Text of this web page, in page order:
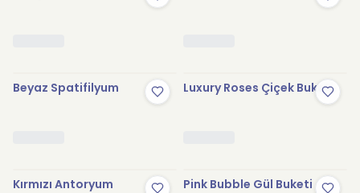
Beyaz Spatifilyum Luxury Roses Çiçek Buketi
Kırmızı Antoryum Pink Bubble Gül Buketi